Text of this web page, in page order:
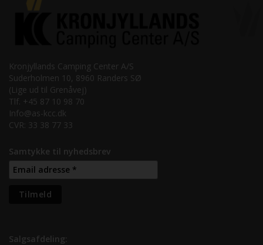
Kronjyllands Camping Center A/S
Suderholmen 10, 8960 Randers SØ
(Lige ud til Grenåvej)
Tlf. +45 87 10 98 70
Info@as-kcc.dk
CVR: 33 38 77 33
Samtykke til nyhedsbrev
Salgsafdeling: